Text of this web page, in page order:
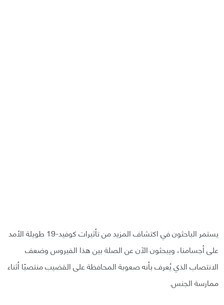
يستمر الباحثون في اكتشاف المزيد من تأثيرات كوفيد-19 طويلة الأمد
على أجسامنا، ويبحثون الآن عن الصلة بين هذا الفيروس وضعف
الانتصاب الذي يُعرف بأنه صعوبة المحافظة على القضيب منتصبًا أثناء
ممارسة الجنس.